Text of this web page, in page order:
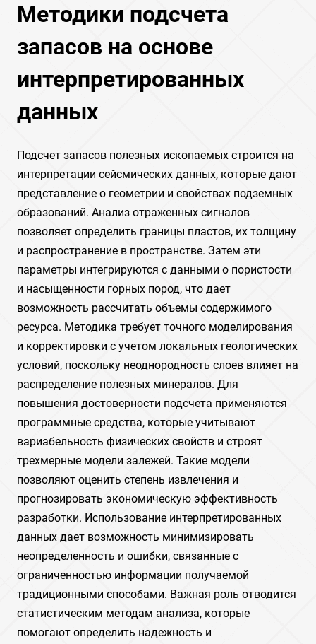
Методики подсчета
запасов на основе
интерпретированных
данных
Подсчет запасов полезных ископаемых строится на
интерпретации сейсмических данных, которые дают
представление о геометрии и свойствах подземных
образований. Анализ отраженных сигналов
позволяет определить границы пластов, их толщину
и распространение в пространстве. Затем эти
параметры интегрируются с данными о пористости
и насыщенности горных пород, что дает
возможность рассчитать объемы содержимого
ресурса. Методика требует точного моделирования
и корректировки с учетом локальных геологических
условий, поскольку неоднородность слоев влияет на
распределение полезных минералов. Для
повышения достоверности подсчета применяются
программные средства, которые учитывают
вариабельность физических свойств и строят
трехмерные модели залежей. Такие модели
позволяют оценить степень извлечения и
прогнозировать экономическую эффективность
разработки. Использование интерпретированных
данных дает возможность минимизировать
неопределенность и ошибки, связанные с
ограниченностью информации получаемой
традиционными способами. Важная роль отводится
статистическим методам анализа, которые
помогают определить надежность и